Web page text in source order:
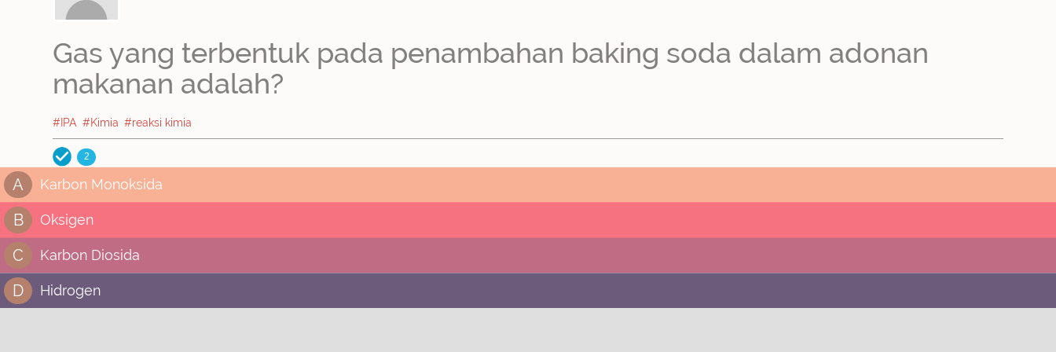
Gas yang terbentuk pada penambahan baking soda dalam adonan
makanan adalah?
#IPA #Kimia #reaksi kimia
2
A Karbon Monoksida
B Oksigen
C Karbon Diosida
D Hidrogen